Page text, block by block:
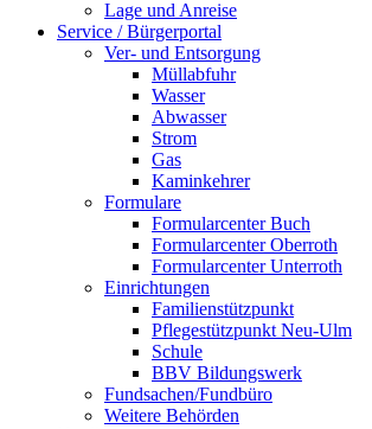
Lage und Anreise
Service / Bürgerportal
Ver- und Entsorgung
Müllabfuhr
Wasser
Abwasser
Strom
Gas
Kaminkehrer
Formulare
Formularcenter Buch
Formularcenter Oberroth
Formularcenter Unterroth
Einrichtungen
Familienstützpunkt
Pflegestützpunkt Neu-Ulm
Schule
BBV Bildungswerk
Fundsachen/Fundbüro
Weitere Behörden